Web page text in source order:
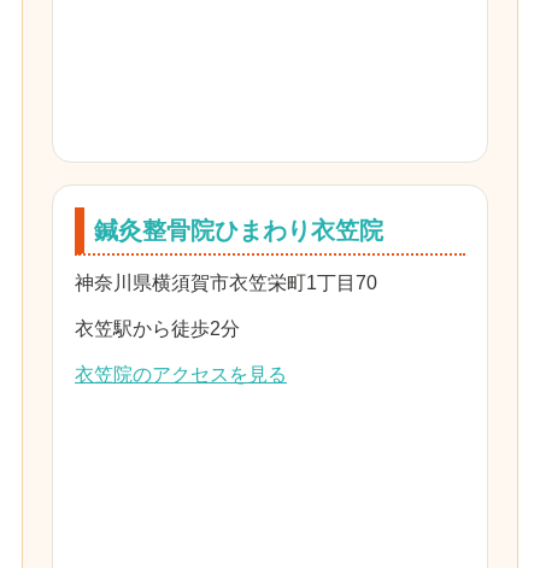
鍼灸整骨院ひまわり衣笠院
神奈川県横須賀市衣笠栄町1丁目70
衣笠駅から徒歩2分
衣笠院のアクセスを見る